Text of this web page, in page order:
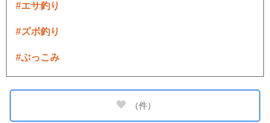
#エサ釣り
#ズボ釣り
#ぶっこみ
（件）